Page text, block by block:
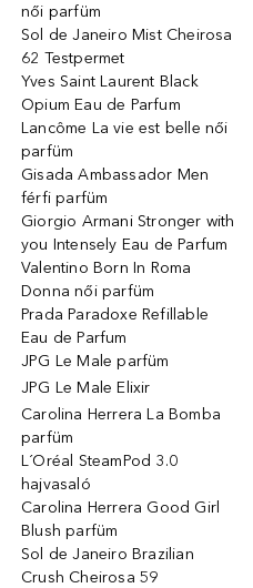
női parfüm
Sol de Janeiro Mist Cheirosa
62 Testpermet
Yves Saint Laurent Black
Opium Eau de Parfum
Lancôme La vie est belle női
parfüm
Gisada Ambassador Men
férfi parfüm
Giorgio Armani Stronger with
you Intensely Eau de Parfum
Valentino Born In Roma
Donna női parfüm
Prada Paradoxe Refillable
Eau de Parfum
JPG Le Male parfüm
JPG Le Male Elixir
Carolina Herrera La Bomba
parfüm
L´Oréal SteamPod 3.0
hajvasaló
Carolina Herrera Good Girl
Blush parfüm
Sol de Janeiro Brazilian
Crush Cheirosa 59